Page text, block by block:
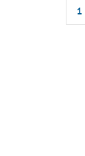
1